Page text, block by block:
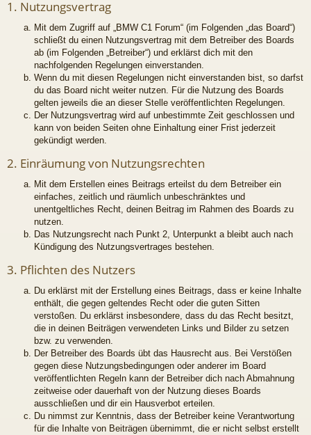
1. Nutzungsvertrag
Mit dem Zugriff auf „BMW C1 Forum“ (im Folgenden „das Board“)
schließt du einen Nutzungsvertrag mit dem Betreiber des Boards
ab (im Folgenden „Betreiber“) und erklärst dich mit den
nachfolgenden Regelungen einverstanden.
Wenn du mit diesen Regelungen nicht einverstanden bist, so darfst
du das Board nicht weiter nutzen. Für die Nutzung des Boards
gelten jeweils die an dieser Stelle veröffentlichten Regelungen.
Der Nutzungsvertrag wird auf unbestimmte Zeit geschlossen und
kann von beiden Seiten ohne Einhaltung einer Frist jederzeit
gekündigt werden.
2. Einräumung von Nutzungsrechten
Mit dem Erstellen eines Beitrags erteilst du dem Betreiber ein
einfaches, zeitlich und räumlich unbeschränktes und
unentgeltliches Recht, deinen Beitrag im Rahmen des Boards zu
nutzen.
Das Nutzungsrecht nach Punkt 2, Unterpunkt a bleibt auch nach
Kündigung des Nutzungsvertrages bestehen.
3. Pflichten des Nutzers
Du erklärst mit der Erstellung eines Beitrags, dass er keine Inhalte
enthält, die gegen geltendes Recht oder die guten Sitten
verstoßen. Du erklärst insbesondere, dass du das Recht besitzt,
die in deinen Beiträgen verwendeten Links und Bilder zu setzen
bzw. zu verwenden.
Der Betreiber des Boards übt das Hausrecht aus. Bei Verstößen
gegen diese Nutzungsbedingungen oder anderer im Board
veröffentlichten Regeln kann der Betreiber dich nach Abmahnung
zeitweise oder dauerhaft von der Nutzung dieses Boards
ausschließen und dir ein Hausverbot erteilen.
Du nimmst zur Kenntnis, dass der Betreiber keine Verantwortung
für die Inhalte von Beiträgen übernimmt, die er nicht selbst erstellt